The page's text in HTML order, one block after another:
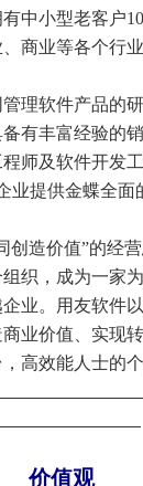
中小型老客户
商业等各个行
软件产品的研
有丰富经验的
师及软件开发
业提供金蝶全面
造价值”的经营
织，成为一家
业。用友软件
业价值、实现
高效能人士的个
价值观